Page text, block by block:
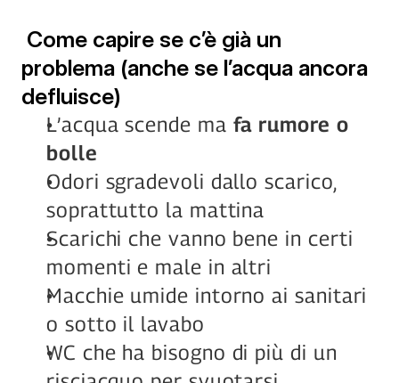
problema (anche se l’acqua ancora
defluisce)
L’acqua scende ma fa rumore o
bolle
Odori sgradevoli dallo scarico,
soprattutto la mattina
Scarichi che vanno bene in certi
momenti e male in altri
Macchie umide intorno ai sanitari
o sotto il lavabo
WC che ha bisogno di più di un